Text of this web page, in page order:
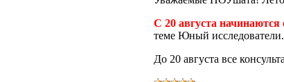
С 20 августа
теме Юный
До 20 августа все